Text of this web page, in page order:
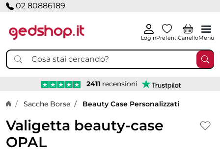
02 80886189
LoginPreferitiCarrelloMenu
2411 recensioni
Home page
Sacche Borse Beauty Case Personalizzati
Valigetta beauty-case
OPAL